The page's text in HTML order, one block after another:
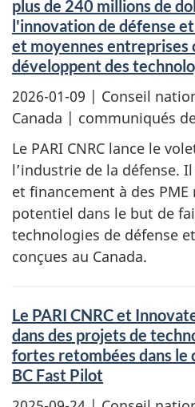
plus de 240 millions de
l'innovation de défense
et moyennes entreprises
développent des
2026-01-09 | Conseil
Canada | communiqués
Le PARI CNRC lance le
l’industrie de la défense.
et financement à des
potentiel dans le but de
technologies de défense
conçues au Canada.
Le PARI CNRC et
dans des projets de
fortes retombées dans le
BC Fast Pilot